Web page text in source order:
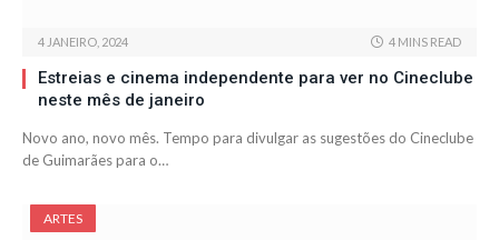
4 JANEIRO, 2024 4 MINS READ
Estreias e cinema independente para ver no Cineclube
neste mês de janeiro
Novo ano, novo mês. Tempo para divulgar as sugestões do Cineclube
de Guimarães para o…
ARTES